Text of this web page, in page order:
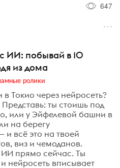
647
ИИ: побывай в 10
из дома
ролики
Токио через нейросеть?
ты стоишь под
или у Эйфелевой башни в
на берегу
и всё это на твоей
виз и чемоданов.
ИИ прямо сейчас. Ты
нейросеть вписывает